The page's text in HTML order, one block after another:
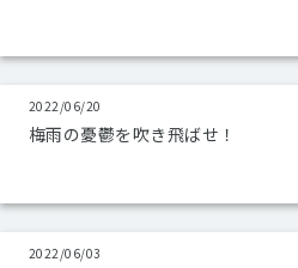
2022/06/20
梅雨の憂鬱を吹き飛ばせ！
2022/06/03